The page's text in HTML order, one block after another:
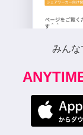
みんな